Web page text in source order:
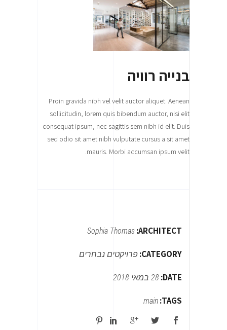
בנייה רוויה
Proin gravida nibh vel velit auctor aliquet. Aenean
sollicitudin, lorem quis bibendum auctor, nisi elit
consequat ipsum, nec sagittis sem nibh id elit. Duis
sed odio sit amet nibh vulputate cursus a sit amet
mauris. Morbi accumsan ipsum velit.
ARCHITECT:
Sophia Thomas
CATEGORY: פרויקטים נבחרים
DATE: 28 במאי 2018
TAGS:
main